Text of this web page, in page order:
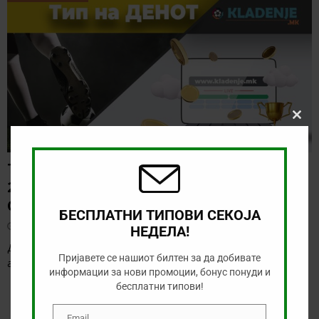
ТИП НА ДЕНОТ (09.08.2026,
20:00) ВОЈВОДИНА – РАДНИК
СУРДУЛИЦА
Денес има солидна понуда за обложување, а ние ќе го
анализираме дуелот од српската Суперлига[…]
БЕСПЛАТНИ ТИПОВИ СЕКОЈА
НЕДЕЛА!
Пријавете се нашиот билтен за да добивате
информации за нови промоции, бонус понуди и
бесплатни типови!